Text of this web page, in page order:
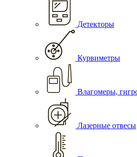
Детекторы
Курвиметры
Влагомеры,
Лазерные отвесы